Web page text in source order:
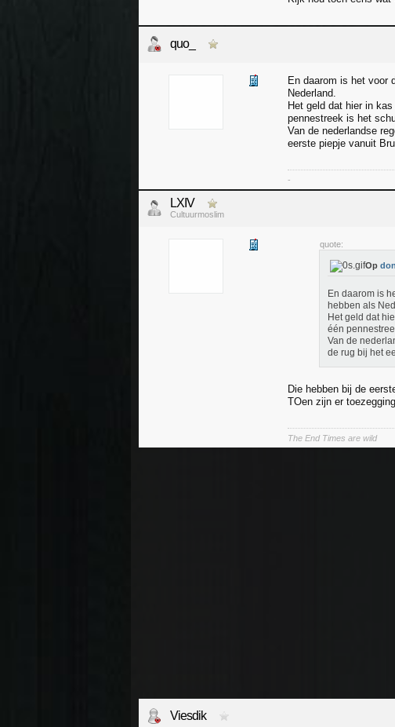
quo_
En daarom is het voor
Nederland.
Het geld dat hier in
pennestreek is het
Van de nederlandse
eerste piepje vanuit
-
LXIV
Cultuurmoslim
quote:
Op
En daarom is
hebben als
Het geld dat
één
Van de
de rug bij het
Die hebben bij de
TOen zijn er
The End Times are wild
Viesdik